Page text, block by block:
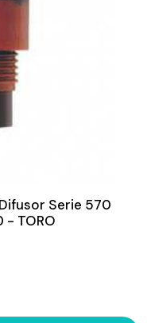
Serie 570
- TORO